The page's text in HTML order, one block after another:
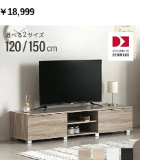
幅99cm デンマーク デザイン
センターテーブル
¥10,999
プ収納付きテレビボード シンプル
￥18,999